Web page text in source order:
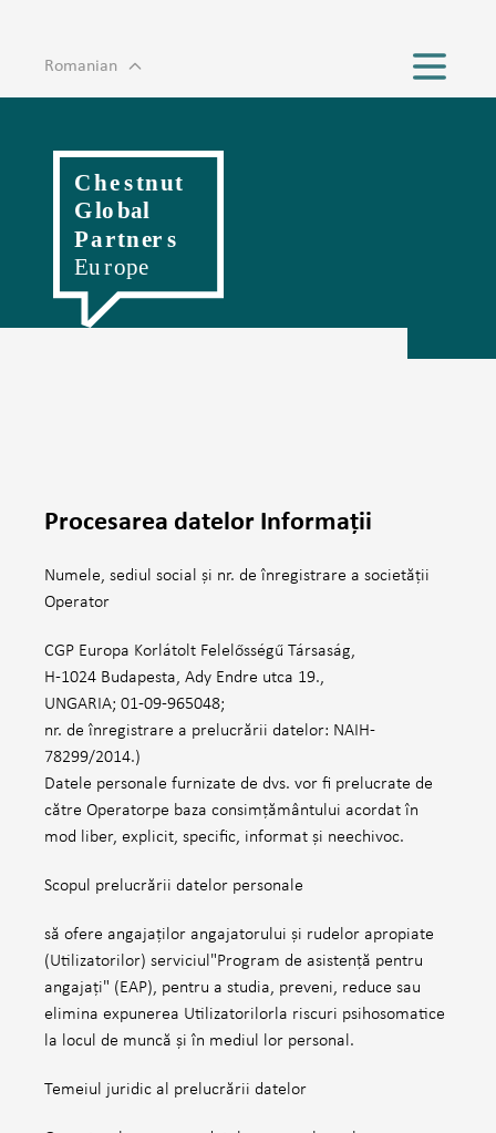
Romanian
Procesarea datelor Informații
Numele, sediul social și nr. de înregistrare a societății
Operator
CGP Europa Korlátolt Felelősségű Társaság,
H-1024 Budapesta, Ady Endre utca 19.,
UNGARIA; 01-09-965048;
nr. de înregistrare a prelucrării datelor: NAIH-
78299/2014.)
Datele personale furnizate de dvs. vor fi prelucrate de
către Operatorpe baza consimțământului acordat în
mod liber, explicit, specific, informat și neechivoc.
Scopul prelucrării datelor personale
să ofere angajaților angajatorului și rudelor apropiate
(Utilizatorilor) serviciul"Program de asistență pentru
angajați" (EAP), pentru a studia, preveni, reduce sau
elimina expunerea Utilizatorilorla riscuri psihosomatice
la locul de muncă și în mediul lor personal.
Temeiul juridic al prelucrării datelor